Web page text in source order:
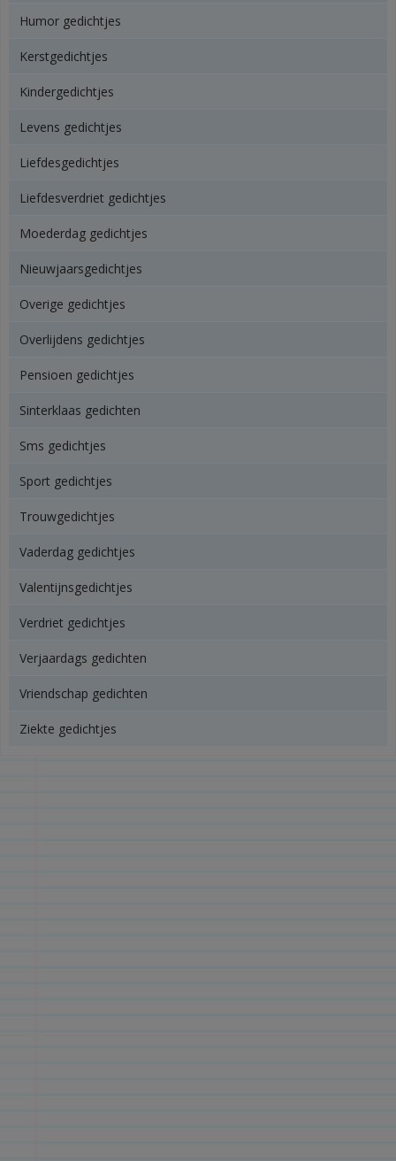
Humor gedichtjes
Kerstgedichtjes
Kindergedichtjes
Levens gedichtjes
Liefdesgedichtjes
Liefdesverdriet gedichtjes
Moederdag gedichtjes
Nieuwjaarsgedichtjes
Overige gedichtjes
Overlijdens gedichtjes
Pensioen gedichtjes
Sinterklaas gedichten
Sms gedichtjes
Sport gedichtjes
Trouwgedichtjes
Vaderdag gedichtjes
Valentijnsgedichtjes
Verdriet gedichtjes
Verjaardags gedichten
Vriendschap gedichten
Ziekte gedichtjes